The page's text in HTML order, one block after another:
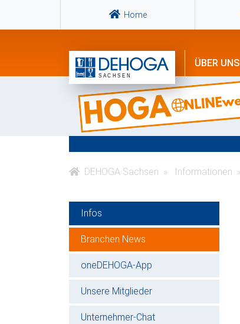
Home
ÜBER UNS
DEHOGA Sachsen Informationen
Infos
Branchen News
oneDEHOGA-App
Unsere Mitglieder
Unternehmer-Chat